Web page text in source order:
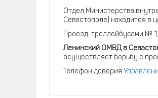
Отдел Министерства
Севастополе) находится в
Проезд: троллейбусами № 1,
Ленинский ОМВД в
осуществляет борьбу с
Телефон доверия